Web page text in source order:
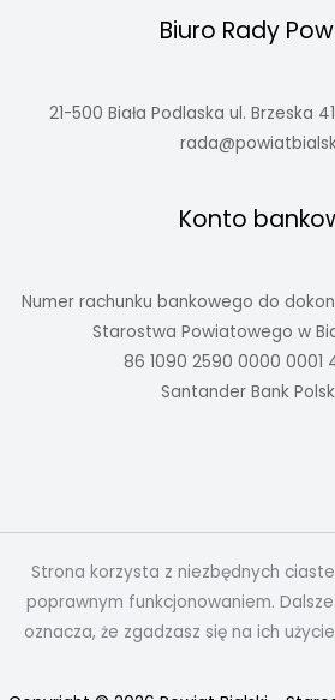
Biuro Rady
21-500 Biała Podlaska ul. Brzeska
Konto
Numer rachunku bankowego do
Starostwa Powiatowego w
86 1090 2590 0000 0001
Santander Bank
Strona korzysta z niezbędnych
poprawnym funkcjonowaniem.
oznacza, że zgadzasz się na ich